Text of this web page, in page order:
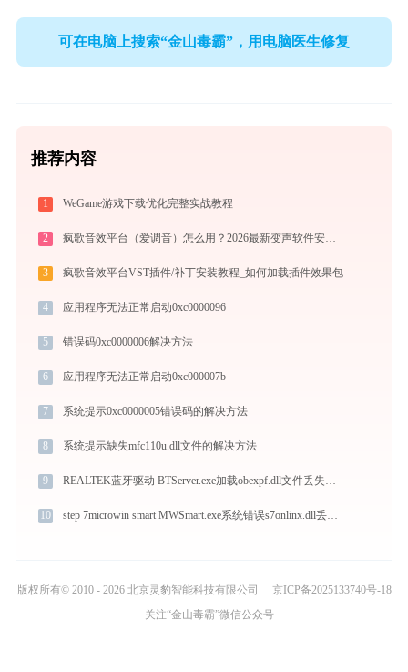
可在电脑上搜索“金山毒霸”，用电脑医生修复
推荐内容
1 WeGame游戏下载优化完整实战教程
2 疯歌音效平台（爱调音）怎么用？2026最新变声软件安装与使用全攻略
3 疯歌音效平台VST插件/补丁安装教程_如何加载插件效果包
4 应用程序无法正常启动0xc0000096
5 错误码0xc0000006解决方法
6 应用程序无法正常启动0xc000007b
7 系统提示0xc0000005错误码的解决方法
8 系统提示缺失mfc110u.dll文件的解决方法
9 REALTEK蓝牙驱动 BTServer.exe加载obexpf.dll文件丢失处理办法
10 step 7microwin smart MWSmart.exe系统错误s7onlinx.dll丢失如何解决
版权所有© 2010 - 2026 北京灵豹智能科技有限公司
京ICP备2025133740号-18
关注“金山毒霸”微信公众号